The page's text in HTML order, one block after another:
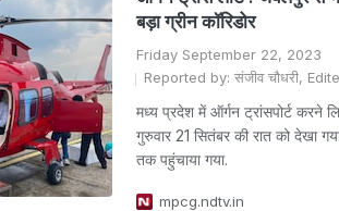
बड़ा ग्रीन कॉरिडोर
Friday September 22, 2023
Reported by: संजीव चौधरी,
मध्य प्रदेश में ऑर्गन ट्रांसपोर्ट करने
गुरुवार 21 सितंबर की रात को देखा
तक पहुंचाया गया.
mpcg.ndtv.in